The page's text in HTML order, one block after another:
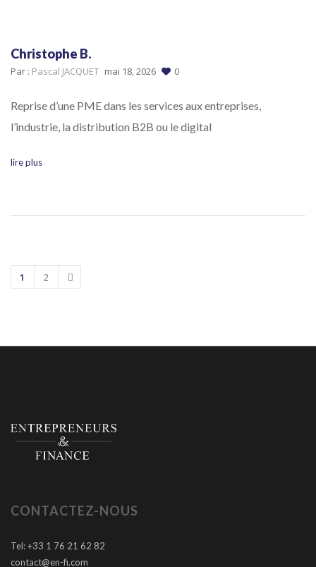
Christophe B.
Par : Pascal JACQUET mai 18, 2026 0
Reprise d’une PME dans les services aux entreprises,
l’industrie, la distribution B2B ou le digital
lire plus
1 2
CONTACTEZ-NOUS
Tel: +33 1 76 21 62 82
contact@en-fi.com